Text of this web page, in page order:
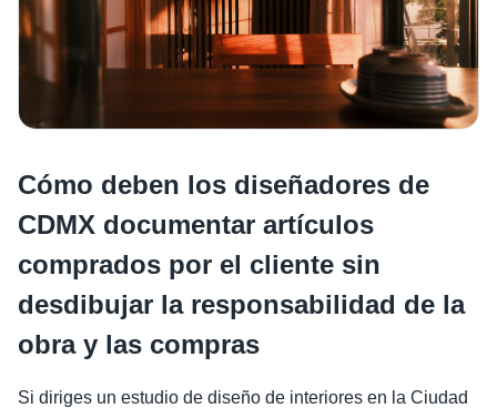
Cómo deben los diseñadores de
CDMX documentar artículos
comprados por el cliente sin
desdibujar la responsabilidad de la
obra y las compras
Si diriges un estudio de diseño de interiores en la Ciudad